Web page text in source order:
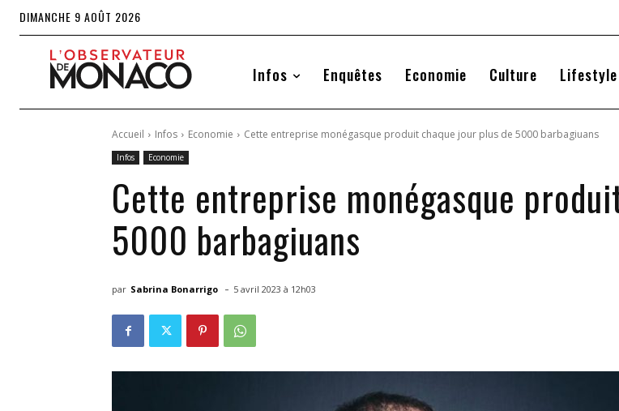
DIMANCHE 9 AOÛT 2026
Infos Enquêtes Economie Culture Lifestyle
Accueil Infos Economie Cette entreprise monégasque produit chaque jour plus de 5000 barbagiuans
Infos Economie
Cette entreprise monégasque
5000 barbagiuans
par Sabrina Bonarrigo - 5 avril 2023 à 12h03